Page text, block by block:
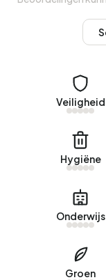
labels zijn G
een adres in
gemiddelde van
1.720 m³ per jaar
van 1.280 m³.
Veiligheid
Hygiëne
Onderwijs
Groen